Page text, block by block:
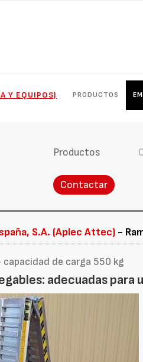
Y EQUIPOS) PRODUCTOS
Productos
Contactar
S.A. (Aplec Attec) -
de carga 550 kg
adecuadas